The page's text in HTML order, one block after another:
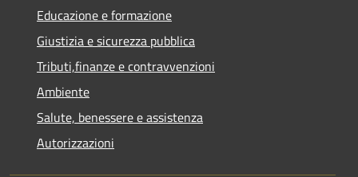
Educazione e formazione
Giustizia e sicurezza pubblica
Tributi,finanze e contravvenzioni
Ambiente
Salute, benessere e assistenza
Autorizzazioni